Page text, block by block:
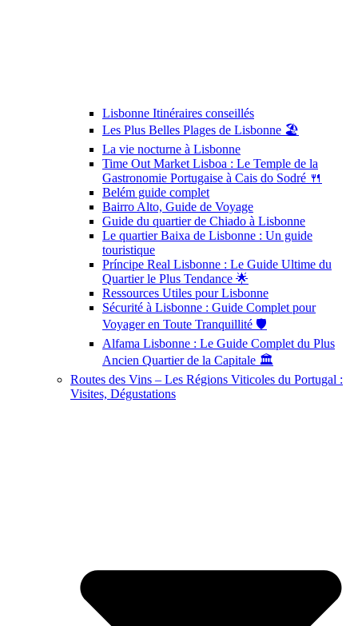
Lisbonne Itinéraires conseillés
Les Plus Belles Plages de Lisbonne 🏖️
La vie nocturne à Lisbonne
Time Out Market Lisboa : Le Temple de la
Gastronomie Portugaise à Cais do Sodré 🍴
Belém guide complet
Bairro Alto, Guide de Voyage
Guide du quartier de Chiado à Lisbonne
Le quartier Baixa de Lisbonne : Un guide
touristique
Príncipe Real Lisbonne : Le Guide Ultime du
Quartier le Plus Tendance 🌟
Ressources Utiles pour Lisbonne
Sécurité à Lisbonne : Guide Complet pour
Voyager en Toute Tranquillité 🛡️
Alfama Lisbonne : Le Guide Complet du Plus
Ancien Quartier de la Capitale 🏛️
Routes des Vins – Les Régions Viticoles du Portugal :
Visites, Dégustations